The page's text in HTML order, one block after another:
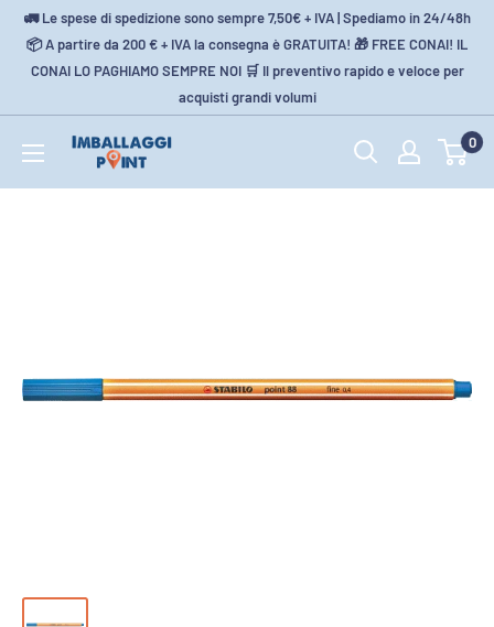
Salta
contenuto
🚛 Le spese di spedizione sono sempre 7,50€ + IVA | Spediamo in 24/48h
📦 A partire da 200 € + IVA la consegna è GRATUITA! 🎁 FREE CONAI! IL
CONAI LO PAGHIAMO SEMPRE NOI 🛒 Il preventivo rapido e veloce per
acquisti grandi volumi
Imballaggi-
Point
0